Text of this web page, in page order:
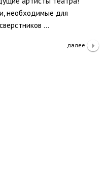
необходимые для
…
далее